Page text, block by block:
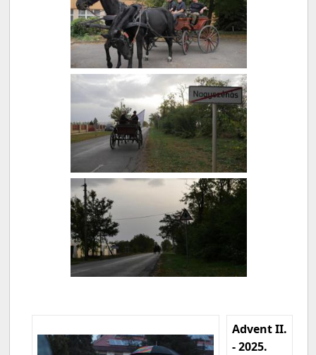
Advent II.
- 2025.